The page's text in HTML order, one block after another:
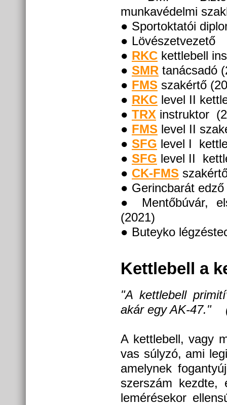
munkavédelmi
● Sportoktatói
● Lövészetvezető
● RKC kettlebell
● SMR tanácsadó
● FMS szakértő
● RKC level II
● TRX instruktor
● FMS level II
● SFG level I
● SFG level II
● CK-FMS
● Gerincbarát
● Mentőbúvár,
(2021)
● Buteyko
Kettlebell a
"A kettlebell
akár egy AK-47."
A kettlebell, vagy
vas súlyzó, ami
amelynek
szerszám kezdte,
lemérésekor